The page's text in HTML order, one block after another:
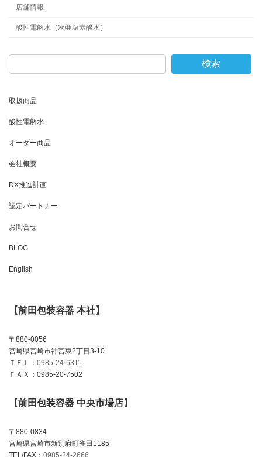
店舗情報
酸性電解水（次亜塩素酸水）
検索
取扱商品
酸性電解水
オーダー商品
会社概要
DX推進計画
認定パートナー
お問合せ
BLOG
English
【前田包装容器 本社】
〒880-0056
宮崎県宮崎市神宮東2丁目3-10
ＴＥＬ： 0985-24-6311
ＦＡＸ：0985-20-7502
【前田包装容器 中央市場店】
〒880-0834
宮崎県宮崎市新別府町雀田1185